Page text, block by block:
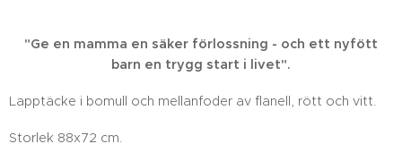
"Ge en mamma en säker förlossning - och ett nyfött
barn en trygg start i livet".
Lapptäcke i bomull och mellanfoder av flanell, rött och vitt.
Storlek 88x72 cm.